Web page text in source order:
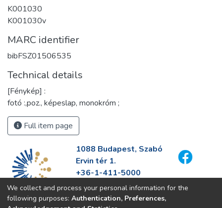
K001030
K001030v
MARC identifier
bibFSZ01506535
Technical details
[Fénykép] :
fotó :,poz., képeslap, monokróm ;
Full item page
1088 Budapest, Szabó
Ervin tér 1.
+36-1-411-5000
info@fszek.hu
https://fszek.hu
We collect and process your personal information for the
following purposes: Authentication, Preferences,